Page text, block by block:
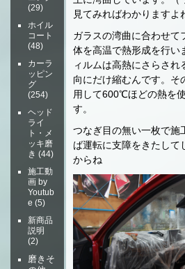
見てみればわかりますよ
ガラスの湾曲に合わせて
体を高温で熱形成を行
ィルムは高熱にさらされ
向にだけ縮むんです。そ
用して600℃ほどの熱を
す。
つなぎ目の無い一枚で施
ば運転に支障をきたして
からね
(29)
ホイル
コート
(48)
カーラ
ッピン
グ
(254)
ヘッド
ライ
ト・メ
ッキ磨
き (44)
施工動
画 by
Youtub
e (5)
新商品
説明
(2)
磨きそ